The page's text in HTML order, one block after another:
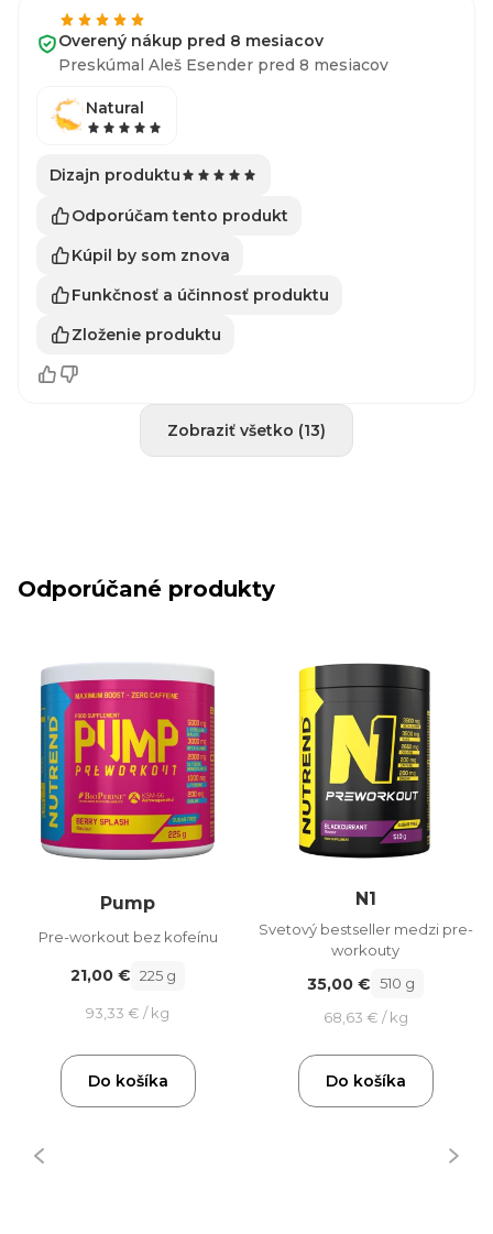
Overený nákup pred 8 mesiacov
Preskúmal Aleš Esender pred 8 mesiacov
Natural
Dizajn produktu
Odporúčam tento produkt
Kúpil by som znova
Funkčnosť a účinnosť produktu
Zloženie produktu
Zobraziť všetko (13)
Odporúčané produkty
Pump
Pre-workout bez kofeínu
21,00 € 225 g
93,33 € / kg
Do košíka
N1
Svetový bestseller medzi pre-
workouty
35,00 € 510 g
68,63 € / kg
Do košíka